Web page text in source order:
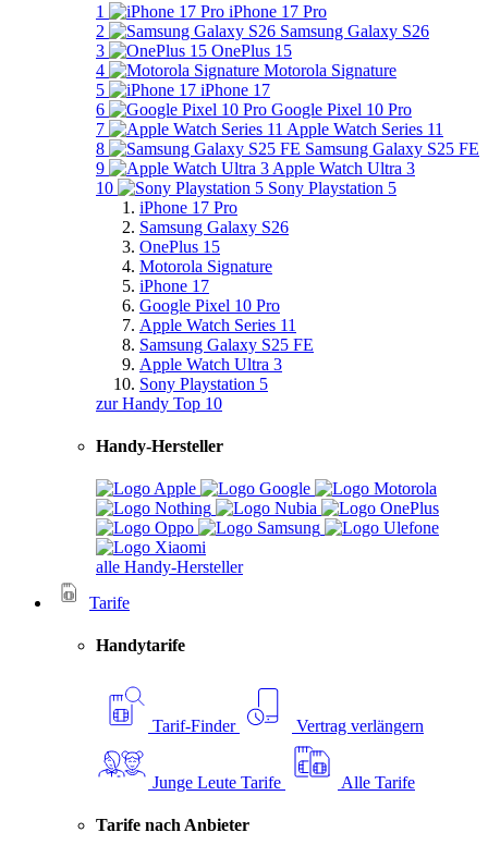
1
iPhone 17 Pro
2
Samsung Galaxy S26
3
OnePlus 15
4
Motorola Signature
5
iPhone 17
6
Google Pixel 10 Pro
7
Apple Watch Series 11
8
Samsung Galaxy S25 FE
9
Apple Watch Ultra 3
10
Sony Playstation 5
iPhone 17 Pro
Samsung Galaxy S26
OnePlus 15
Motorola Signature
iPhone 17
Google Pixel 10 Pro
Apple Watch Series 11
Samsung Galaxy S25 FE
Apple Watch Ultra 3
Sony Playstation 5
zur Handy Top 10
Handy-Hersteller
alle Handy-Hersteller
Tarife
Handytarife
Tarif-Finder Vertrag verlängern
Junge Leute Tarife Alle Tarife
Tarife nach Anbieter